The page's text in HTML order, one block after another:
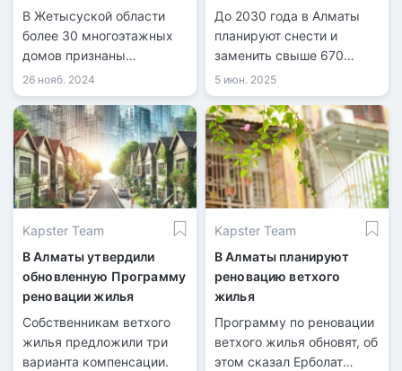
признаны непригодными
для проживания
В Жетысуской области
более 30 многоэтажных
домов признаны
аварийными и
непригодными для
проживания.
26 нояб. 2024
До 2030 года в Алматы
планируют снести и
заменить свыше 670
ветхих домов.
5 июн. 2025
Kapster Team
В Алматы утвердили
обновленную Программу
реновации жилья
Собственникам ветхого
жилья предложили три
варианта компенсации.
Kapster Team
В Алматы планируют
реновацию ветхого
жилья
Программу по реновации
ветхого жилья обновят, об
этом сказал Ерболат